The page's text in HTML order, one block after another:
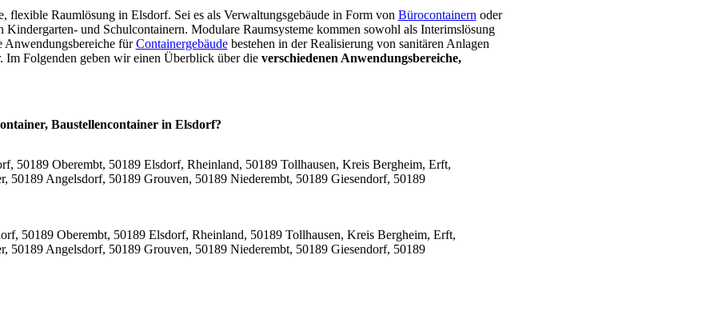
flexible Raumlösung in Elsdorf. Sei es als Verwaltungsgebäude in Form von Bürocontainern oder
und Schulcontainern. Modulare Raumsysteme kommen sowohl als Interimslösung
Anwendungsbereiche fürContainergebäudebestehen in der Realisierung von sanitären Anlagen
Im Folgenden geben wir einen Überblick über die verschiedenen Anwendungsbereiche,
Baustellencontainer in Elsdorf?